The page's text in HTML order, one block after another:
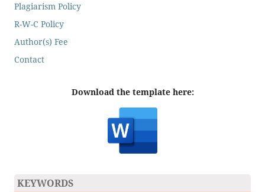
Plagiarism Policy
R-W-C Policy
Author(s) Fee
Contact
Download the template here:
KEYWORDS